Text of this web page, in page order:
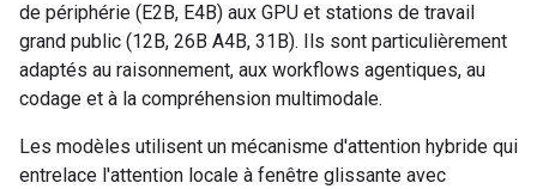
de périphérie (E2B, E4B) aux GPU et stations de travail
grand public (12B, 26B A4B, 31B). Ils sont particulièrement
adaptés au raisonnement, aux workflows agentiques, au
codage et à la compréhension multimodale.
Les modèles utilisent un mécanisme d'attention hybride qui
entrelace l'attention locale à fenêtre glissante avec